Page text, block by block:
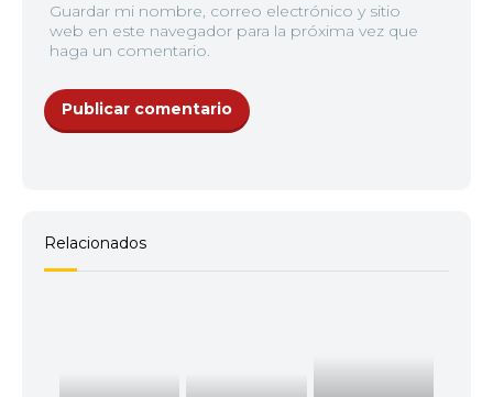
Guardar mi nombre, correo electrónico y sitio
web en este navegador para la próxima vez que
haga un comentario.
Relacionados